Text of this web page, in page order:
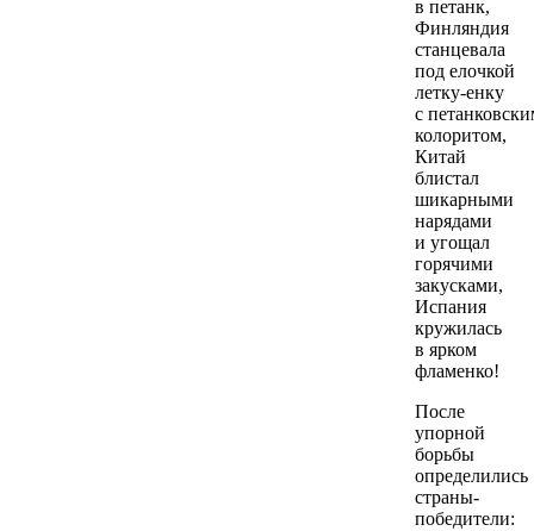
в петанк,
Финляндия
станцевала
под елочкой
летку-енку
с
колоритом,
Китай
блистал
шикарными
нарядами
и угощал
горячими
закусками,
Испания
кружилась
в ярком
фламенко!
После
упорной
борьбы
определились
страны-
победители: